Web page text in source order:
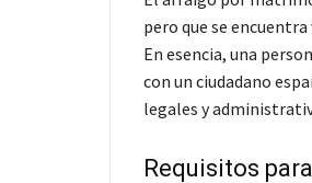
pero que se
En esencia, una
con un ciudadano
legales y
Requisitos